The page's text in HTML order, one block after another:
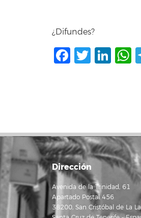
¿Difundes?
Dirección
Avenida de la Trinidad, 61
Apartado Postal 456
38200, San Cristóbal de La